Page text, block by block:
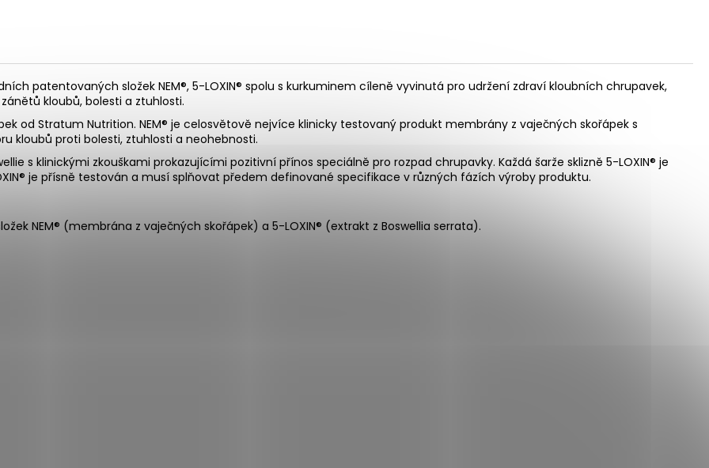
patentovaných složek NEM®, 5-LOXIN® spolu s kurkuminem cíleně vyvinutá pro udržení zdraví kloubních chrupavek,
kloubů, bolesti a ztuhlosti.
od Stratum Nutrition. NEM® je celosvětově nejvíce klinicky testovaný produkt membrány z vaječných skořápek s
kloubů proti bolesti, ztuhlosti a neohebnosti.
s klinickými zkouškami prokazujícími pozitivní přínos speciálně pro rozpad chrupavky. Každá šarže sklizně 5-LOXIN® je
je přísně testován a musí splňovat předem definované specifikace v různých fázích výroby produktu.
NEM® (membrána z vaječných skořápek) a 5-LOXIN® (extrakt z Boswellia serrata).